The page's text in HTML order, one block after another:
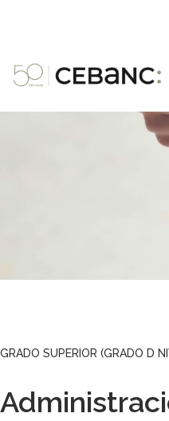
GRADO SUPERIOR (GRADO D